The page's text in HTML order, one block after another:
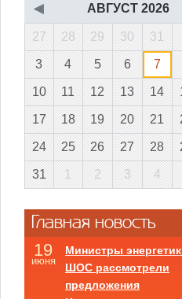
◀ АВГУСТ 2026
27 28 29 30 31
3 4 5 6 7
10 11 12 13 14
17 18 19 20 21
24 25 26 27 28
31 1 2 3 4
Главная новость
19
июня
Министры
ШОС рассмотрели
предложения